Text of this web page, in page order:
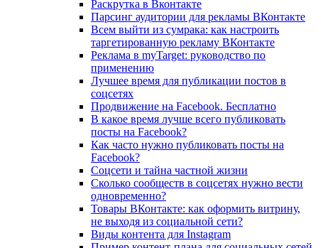
Раскрутка в Вконтакте
Парсинг аудитории для рекламы ВКонтакте
Всем выйти из сумрака: как настроить
таргетированную рекламу ВКонтакте
Реклама в myTarget: руководство по
применению
Лучшее время для публикации постов в
соцсетях
Продвижение на Facebook. Бесплатно
В какое время лучше всего публиковать
посты на Facebook?
Как часто нужно публиковать посты на
Facebook?
Соцсети и тайна частной жизни
Сколько сообществ в соцсетях нужно вести
одновременно?
Товары ВКонтакте: как оформить витрину,
не выходя из социальной сети?
Виды контента для Instagram